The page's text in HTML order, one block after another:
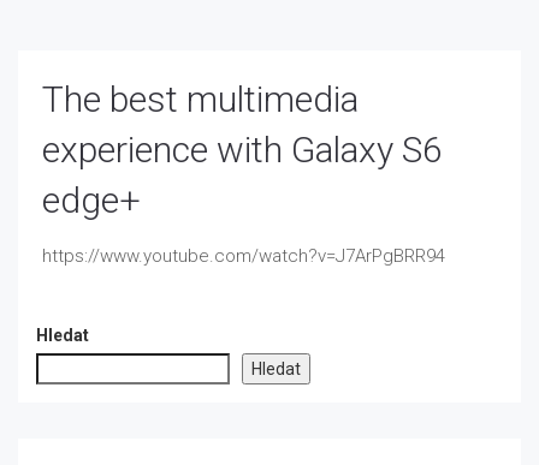
The best multimedia
experience with Galaxy S6
edge+
https://www.youtube.com/watch?v=J7ArPgBRR94
Hledat
Hledat